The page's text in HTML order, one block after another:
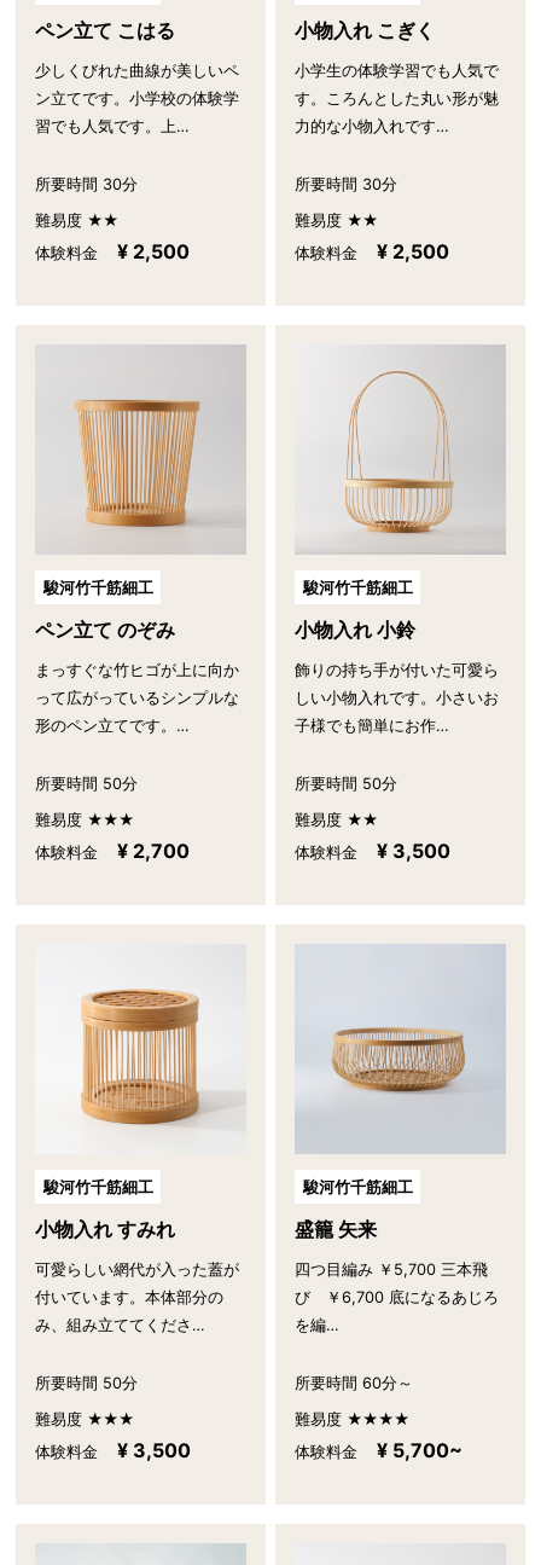
ペン立て こはる
少しくびれた曲線が美しいペ
ン立てです。小学校の体験学
習でも人気です。上…
所要時間 30分
難易度 ★★
体験料金
¥ 2,500
小物入れ こぎく
小学生の体験学習でも人気で
す。ころんとした丸い形が魅
力的な小物入れです…
所要時間 30分
難易度 ★★
体験料金
¥ 2,500
駿河竹千筋細工
ペン立て のぞみ
まっすぐな竹ヒゴが上に向か
って広がっているシンプルな
形のペン立てです。…
所要時間 50分
難易度 ★★★
体験料金
¥ 2,700
駿河竹千筋細工
小物入れ 小鈴
飾りの持ち手が付いた可愛ら
しい小物入れです。小さいお
子様でも簡単にお作…
所要時間 50分
難易度 ★★
体験料金
¥ 3,500
駿河竹千筋細工
小物入れ すみれ
可愛らしい網代が入った蓋が
付いています。本体部分の
み、組み立ててくださ…
所要時間 50分
難易度 ★★★
体験料金
¥ 3,500
駿河竹千筋細工
盛籠 矢来
四つ目編み ￥5,700 三本飛
び ￥6,700 底になるあじろ
を編…
所要時間 60分～
難易度 ★★★★
体験料金
¥ 5,700~